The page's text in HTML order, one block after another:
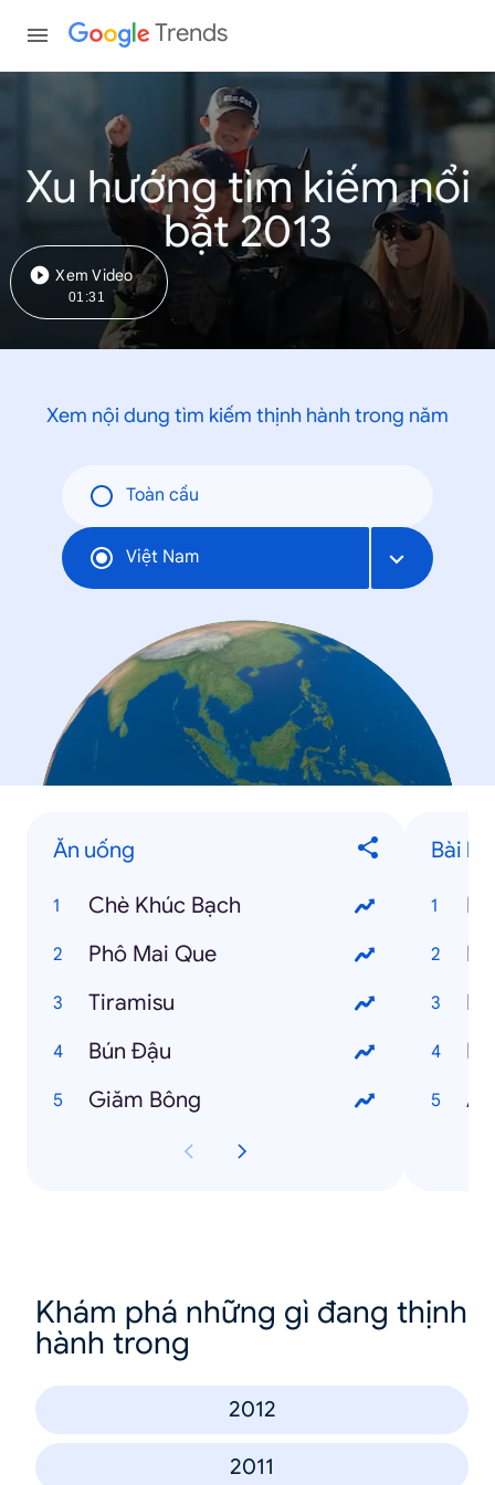
Trends
Xu hướng tìm kiếm nổi
bật 2013
Xem Video
01:31
Xem nội dung tìm kiếm thịnh hành trong năm
Toàn cầu
Việt Nam
Ăn uống
Chè Khúc Bạch
Phô Mai Que
Tiramisu
Bún Đậu
Giăm Bông
Bài
Khám phá những gì đang thịnh
hành trong
2012
2011